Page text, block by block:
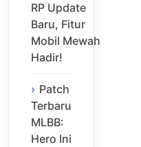
RP Update
Baru, Fitur
Mobil Mewah
Hadir!
Patch
Terbaru
MLBB:
Hero Ini